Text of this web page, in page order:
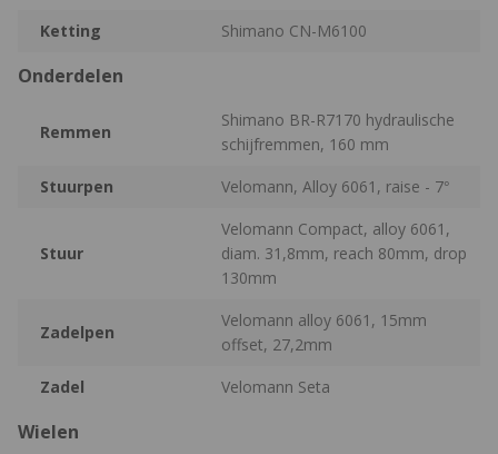
Ketting
Shimano CN-M6100
Onderdelen
Remmen
Shimano BR-R7170 hydraulische
schijfremmen, 160 mm
Stuurpen
Velomann, Alloy 6061, raise - 7°
Stuur
Velomann Compact, alloy 6061,
diam. 31,8mm, reach 80mm, drop
130mm
Zadelpen
Velomann alloy 6061, 15mm
offset, 27,2mm
Zadel
Velomann Seta
Wielen